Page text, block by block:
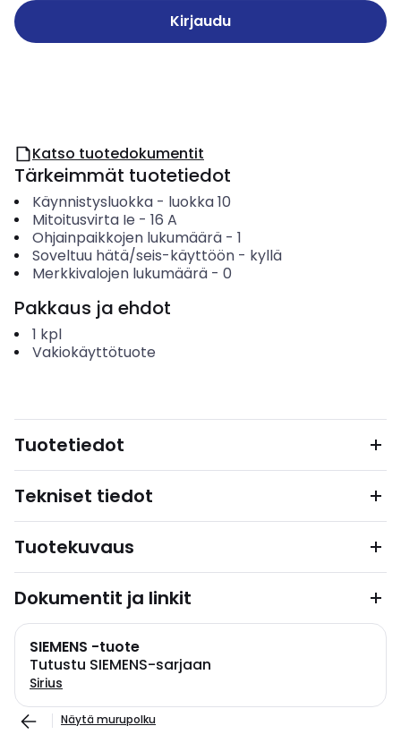
Kirjaudu
Katso tuotedokumentit
Tärkeimmät tuotetiedot
Käynnistysluokka- luokka 10
Mitoitusvirta Ie - 16 A
Ohjainpaikkojen lukumäärä- 1
Soveltuu hätä/seis-käyttöön- kyllä
Merkkivalojen lukumäärä- 0
Pakkaus ja ehdot
1 kpl
Vakiokäyttötuote
Tuotetiedot
Tekniset tiedot
Tuotekuvaus
Dokumentit ja linkit
SIEMENS -tuote
Tutustu SIEMENS-sarjaan
Sirius
Näytä murupolku